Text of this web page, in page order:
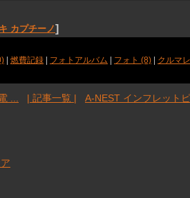
カプチーノ]
燃費記録 フォトアルバム フォト (8) クルマ
... | 記事一覧 | A-NEST インフレット